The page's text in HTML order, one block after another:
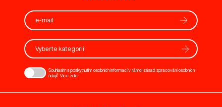
Vyberte kategorii
Souhlasím s poskytnutím osobních informací v rámci zásad zpracování osobních
údajů. Více zde